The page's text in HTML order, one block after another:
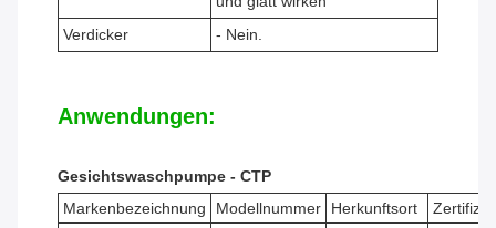
Verdicker
- Nein.
Anwendungen:
Gesichtswaschpumpe - CTP
Markenbezeichnung
Modellnummer Herkunftsort